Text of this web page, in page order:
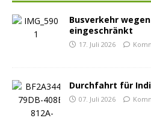
Busverkehr
eingeschränkt
17. Juli 2026
Durchfahrt für
07. Juli 2026